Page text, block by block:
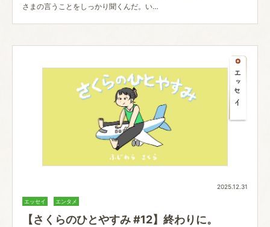
さまの言うことをしっかり聞くんだ。い…
2025.12.31
エッセイ エンタメ
【さくらのひとやすみ #12】終わりに。